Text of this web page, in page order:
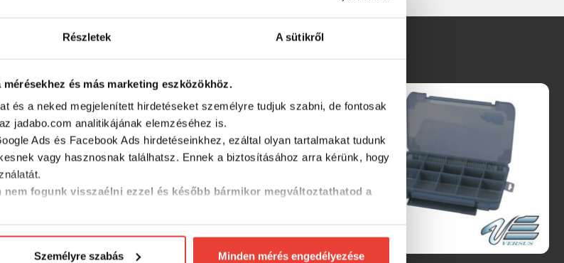
Részletek A sütikről
és más marketing eszközökhöz.
és a neked megjelenített hirdetéseket személyre tudjuk szabni, de fontosak
jadabo.com analitikájának elemzéséhez is.
Ads és Facebook Ads hirdetéseinkhez, ezáltal olyan tartalmakat tudunk
vagy hasznosnak találhatsz. Ennek a biztosításához arra kérünk, hogy
nem fogunk visszaélni ezzel és később bármikor megváltoztathatod a
Személyre szabás Minden mérés engedélyezése
KIVÁLÓAK
-6%